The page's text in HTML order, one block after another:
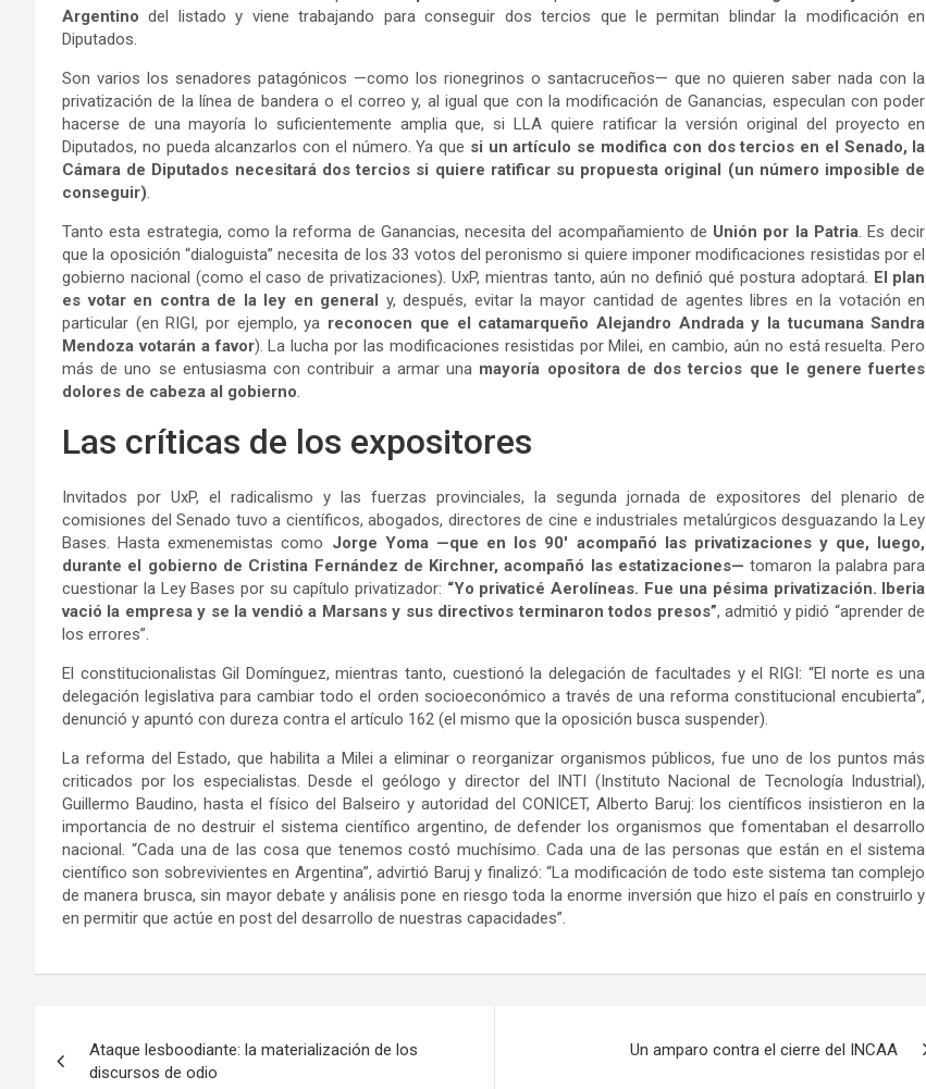
Argentino del listado y viene trabajando para conseguir dos tercios que le permitan blindar la modificación en
Diputados.
Son varios los senadores patagónicos —como los rionegrinos o santacruceños— que no quieren saber nada con la
privatización de la línea de bandera o el correo y, al igual que con la modificación de Ganancias, especulan con poder
hacerse de una mayoría lo suficientemente amplia que, si LLA quiere ratificar la versión original del proyecto en
Diputados, no pueda alcanzarlos con el número. Ya que si un artículo se modifica con dos tercios en el Senado, la
Cámara de Diputados necesitará dos tercios si quiere ratificar su propuesta original (un número imposible de
conseguir).
Tanto esta estrategia, como la reforma de Ganancias, necesita del acompañamiento de Unión por la Patria. Es decir
que la oposición “dialoguista” necesita de los 33 votos del peronismo si quiere imponer modificaciones resistidas por el
gobierno nacional (como el caso de privatizaciones). UxP, mientras tanto, aún no definió qué postura adoptará. El plan
es votar en contra de la ley en general y, después, evitar la mayor cantidad de agentes libres en la votación en
particular (en RIGI, por ejemplo, ya reconocen que el catamarqueño Alejandro Andrada y la tucumana Sandra
Mendoza votarán a favor). La lucha por las modificaciones resistidas por Milei, en cambio, aún no está resuelta. Pero
más de uno se entusiasma con contribuir a armar una mayoría opositora de dos tercios que le genere fuertes
dolores de cabeza al gobierno.
Las críticas de los expositores
Invitados por UxP, el radicalismo y las fuerzas provinciales, la segunda jornada de expositores del plenario de
comisiones del Senado tuvo a científicos, abogados, directores de cine e industriales metalúrgicos desguazando la Ley
Bases. Hasta exmenemistas como Jorge Yoma —que en los 90′ acompañó las privatizaciones y que, luego,
durante el gobierno de Cristina Fernández de Kirchner, acompañó las estatizaciones— tomaron la palabra para
cuestionar la Ley Bases por su capítulo privatizador: “Yo privaticé Aerolíneas. Fue una pésima privatización. Iberia
vació la empresa y se la vendió a Marsans y sus directivos terminaron todos presos”, admitió y pidió “aprender de
los errores”.
El constitucionalistas Gil Domínguez, mientras tanto, cuestionó la delegación de facultades y el RIGI: “El norte es una
delegación legislativa para cambiar todo el orden socioeconómico a través de una reforma constitucional encubierta”,
denunció y apuntó con dureza contra el artículo 162 (el mismo que la oposición busca suspender).
La reforma del Estado, que habilita a Milei a eliminar o reorganizar organismos públicos, fue uno de los puntos más
criticados por los especialistas. Desde el geólogo y director del INTI (Instituto Nacional de Tecnología Industrial),
Guillermo Baudino, hasta el físico del Balseiro y autoridad del CONICET, Alberto Baruj: los científicos insistieron en la
importancia de no destruir el sistema científico argentino, de defender los organismos que fomentaban el desarrollo
nacional. “Cada una de las cosa que tenemos costó muchísimo. Cada una de las personas que están en el sistema
científico son sobrevivientes en Argentina”, advirtió Baruj y finalizó: “La modificación de todo este sistema tan complejo
de manera brusca, sin mayor debate y análisis pone en riesgo toda la enorme inversión que hizo el país en construirlo y
en permitir que actúe en post del desarrollo de nuestras capacidades”.
de
Ataque lesboodiante: la materialización de los
discursos de odio
Un amparo contra el cierre del INCAA